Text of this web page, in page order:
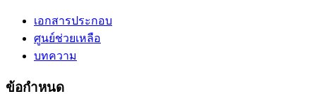
เอกสารประกอบ
ศูนย์ช่วยเหลือ
บทความ
ข้อกำหนด